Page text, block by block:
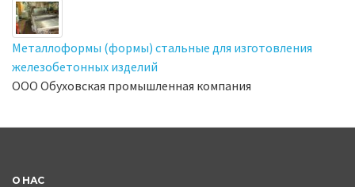
Металлоформы (формы) стальные для изготовления
железобетонных изделий
ООО Обуховская промышленная компания
О НАС